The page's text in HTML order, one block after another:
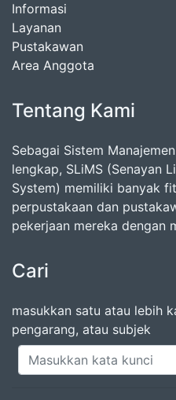
Informasi
Layanan
Pustakawan
Area Anggota
Tentang Kami
Sebagai Sistem
lengkap, SLiMS (Senayan
System) memiliki banyak
perpustakaan dan
pekerjaan mereka dengan
Cari
masukkan satu atau lebih
pengarang, atau subjek